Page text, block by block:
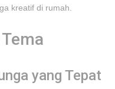
kreatif di rumah.
yang Tepat